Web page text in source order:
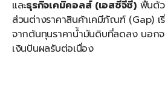
และธุรกิจเคมิคอลส์ (เอสซีจีซี)ฟื้นตัว
ส่วนต่างราคาสินค้าเคมีภัณฑ์ (Gap)
จากต้นทุนราคาน้ำมันดิบที่ลดลง นอก
เงินปันผลรับต่อเนื่อง